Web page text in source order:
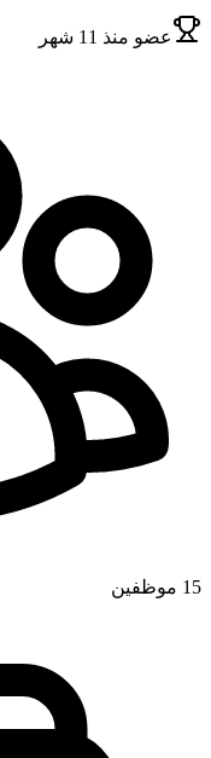
عضو منذ 11 شهر
15 موظفين